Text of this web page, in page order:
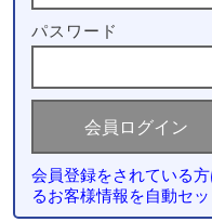
パスワード
会員登録をされている
るお客様情報を自動セッ